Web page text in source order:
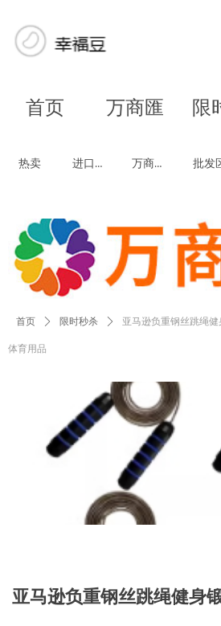
首页 万商匯
热卖 进口商品 万商优品 批发
我是段落。点击这儿添加你的文字
我是段落。点击这儿添加你的文字
首页 ꄲ 限时秒杀 ꄲ 亚马逊负重钢丝跳绳
体育用品
亚马逊负重钢丝跳绳健身